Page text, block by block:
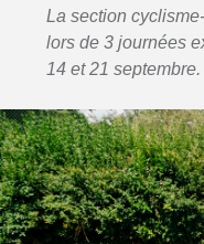
La section
lors de 3 journées
14 et 21 septembre.